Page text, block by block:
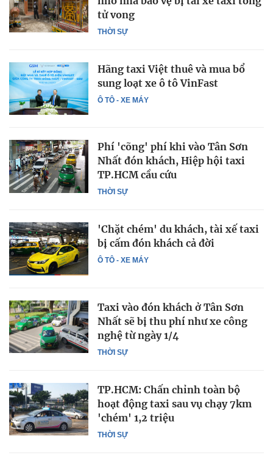
THỜI SỰ
tử vong
Ô TÔ - XE MÁY
Hãng taxi Việt thuê và mua bổ
sung loạt xe ô tô VinFast
THỜI SỰ
Phí 'cõng' phí khi vào Tân Sơn
Nhất đón khách, Hiệp hội taxi
TP.HCM cầu cứu
Ô TÔ - XE MÁY
'Chặt chém' du khách, tài xế taxi
bị cấm đón khách cả đời
THỜI SỰ
Taxi vào đón khách ở Tân Sơn
Nhất sẽ bị thu phí như xe công
nghệ từ ngày 1/4
THỜI SỰ
TP.HCM: Chấn chỉnh toàn bộ
hoạt động taxi sau vụ chạy 7km
'chém' 1,2 triệu